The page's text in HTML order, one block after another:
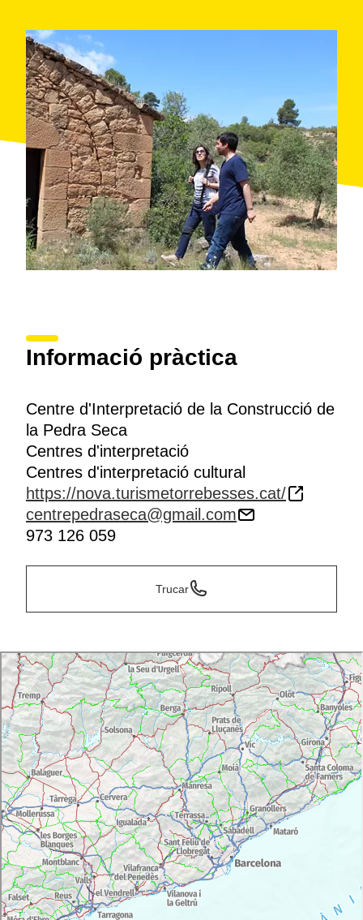
Informació pràctica
Centre d'Interpretació de la Construcció de
la Pedra Seca
Centres d'interpretació
Centres d'interpretació cultural
https://nova.turismetorrebesses.cat/
centrepedraseca@gmail.com
973 126 059
Trucar